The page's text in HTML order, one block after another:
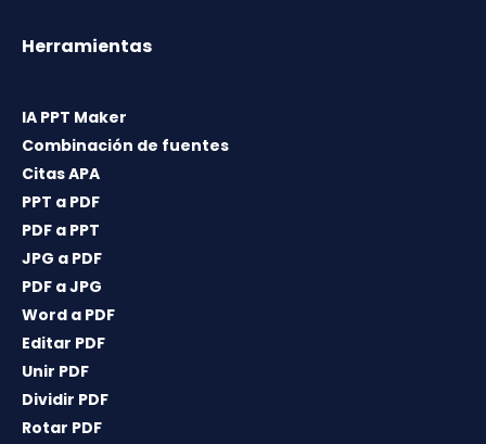
Herramientas
IA PPT Maker
Combinación de fuentes
Citas APA
PPT a PDF
PDF a PPT
JPG a PDF
PDF a JPG
Word a PDF
Editar PDF
Unir PDF
Dividir PDF
Rotar PDF